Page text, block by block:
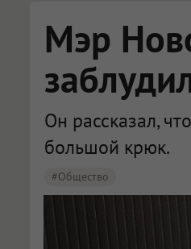
Мэр
Он рассказал,
большой крюк.
#Общество